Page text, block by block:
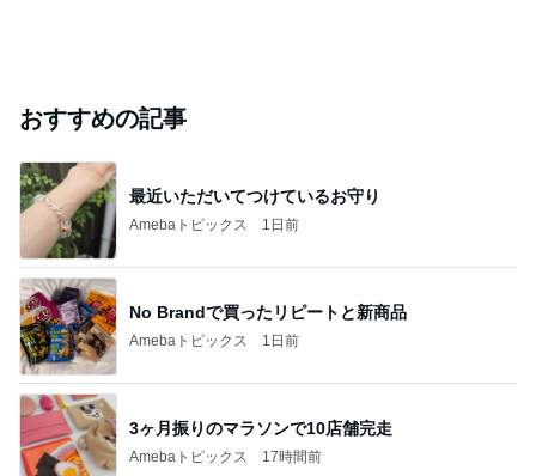
おすすめの記事
最近いただいてつけているお守り
Amebaトピックス 1日前
No Brandで買ったリピートと新商品
Amebaトピックス 1日前
3ヶ月振りのマラソンで10店舗完走
Amebaトピックス 17時間前